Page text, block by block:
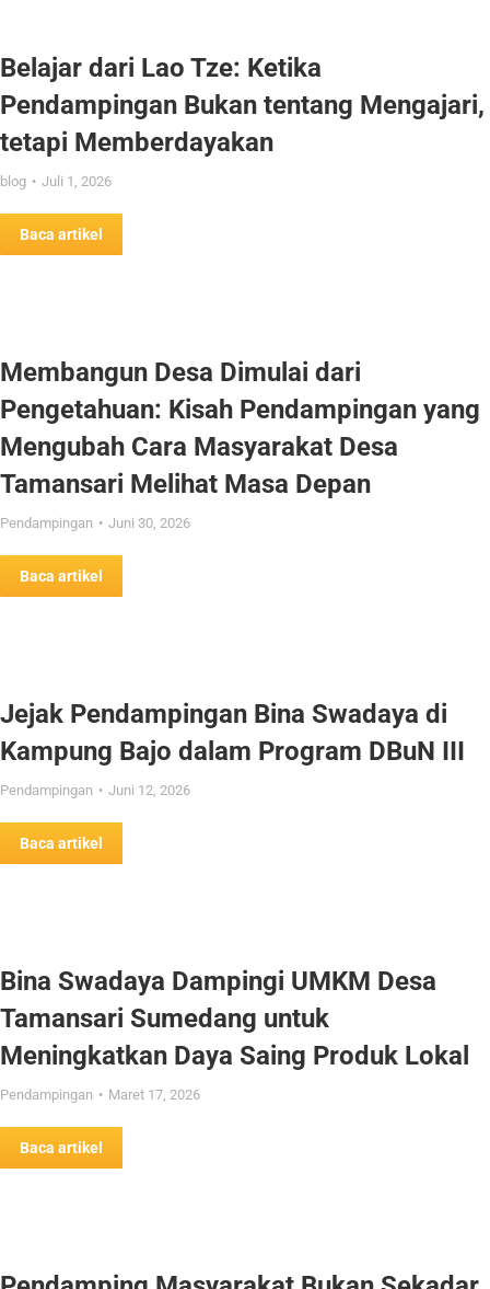
Belajar dari Lao Tze: Ketika
Pendampingan Bukan tentang Mengajari,
tetapi Memberdayakan
blog Juli 1, 2026
Baca artikel
Membangun Desa Dimulai dari
Pengetahuan: Kisah Pendampingan yang
Mengubah Cara Masyarakat Desa
Tamansari Melihat Masa Depan
Pendampingan Juni 30, 2026
Baca artikel
Jejak Pendampingan Bina Swadaya di
Kampung Bajo dalam Program DBuN III
Pendampingan Juni 12, 2026
Baca artikel
Bina Swadaya Dampingi UMKM Desa
Tamansari Sumedang untuk
Meningkatkan Daya Saing Produk Lokal
Pendampingan Maret 17, 2026
Baca artikel